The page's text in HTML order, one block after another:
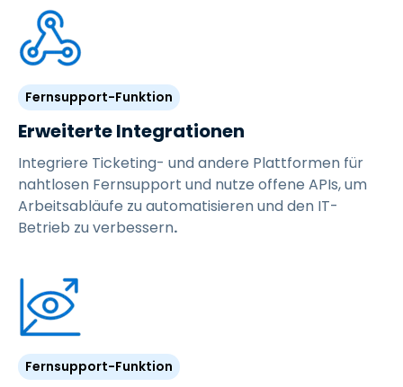
Fernsupport-Funktion
Erweiterte Integrationen
Integriere Ticketing- und andere Plattformen für
nahtlosen Fernsupport und nutze offene APIs, um
Arbeitsabläufe zu automatisieren und den IT-
Betrieb zu verbessern.
Fernsupport-Funktion